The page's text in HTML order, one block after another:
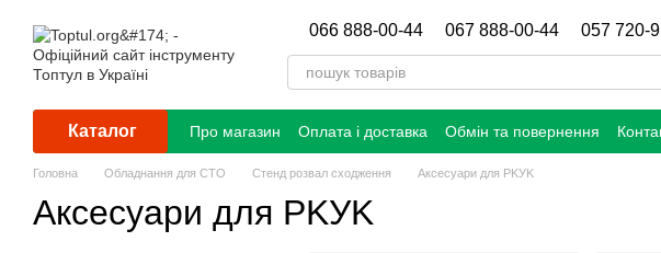
066 888-00-44 067 888-00-44 057 720-
Каталог Про магазин Оплата і доставка Обмін та повернення
Головна Обладнання для СТО Стенд розвал сходження Аксесуари для PKУK
Аксесуари для PKУK